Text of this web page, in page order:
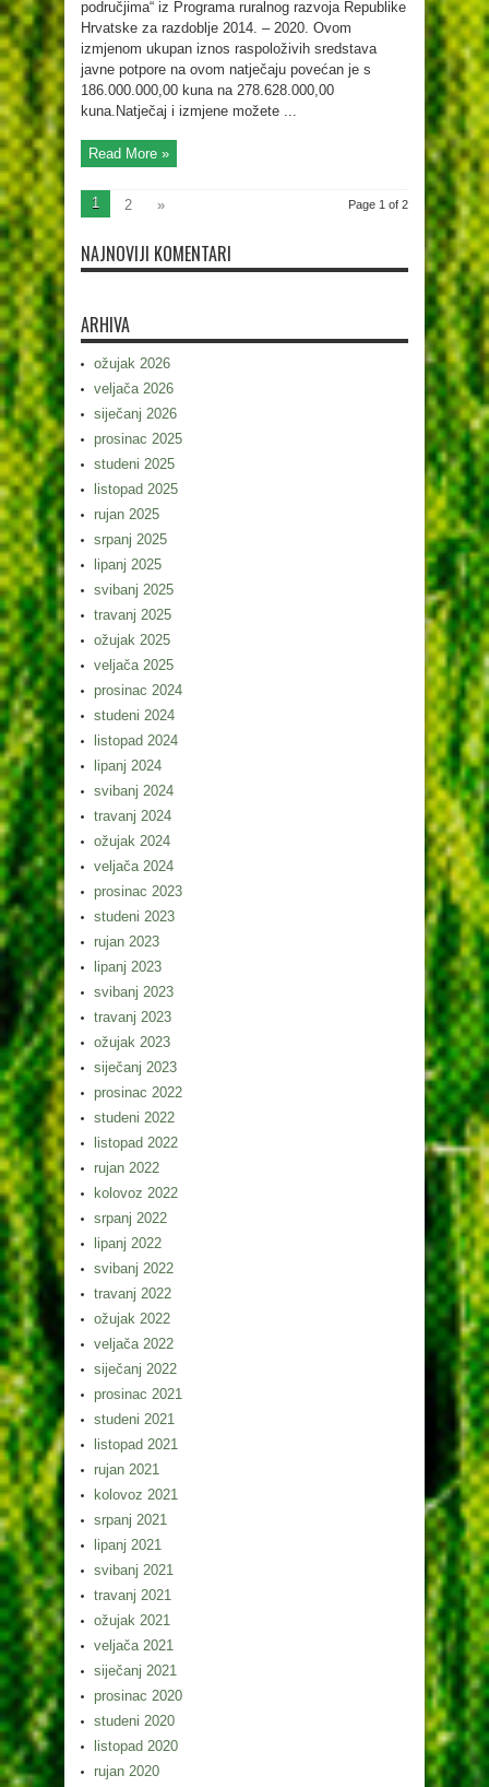
područjima“ iz Programa ruralnog razvoja Republike
Hrvatske za razdoblje 2014. – 2020. Ovom
izmjenom ukupan iznos raspoloživih sredstava
javne potpore na ovom natječaju povećan je s
186.000.000,00 kuna na 278.628.000,00
kuna.Natječaj i izmjene možete ...
Read More »
Page 1 of 2
1 2 »
NAJNOVIJI KOMENTARI
ARHIVA
ožujak 2026
veljača 2026
siječanj 2026
prosinac 2025
studeni 2025
listopad 2025
rujan 2025
srpanj 2025
lipanj 2025
svibanj 2025
travanj 2025
ožujak 2025
veljača 2025
prosinac 2024
studeni 2024
listopad 2024
lipanj 2024
svibanj 2024
travanj 2024
ožujak 2024
veljača 2024
prosinac 2023
studeni 2023
rujan 2023
lipanj 2023
svibanj 2023
travanj 2023
ožujak 2023
siječanj 2023
prosinac 2022
studeni 2022
listopad 2022
rujan 2022
kolovoz 2022
srpanj 2022
lipanj 2022
svibanj 2022
travanj 2022
ožujak 2022
veljača 2022
siječanj 2022
prosinac 2021
studeni 2021
listopad 2021
rujan 2021
kolovoz 2021
srpanj 2021
lipanj 2021
svibanj 2021
travanj 2021
ožujak 2021
veljača 2021
siječanj 2021
prosinac 2020
studeni 2020
listopad 2020
rujan 2020